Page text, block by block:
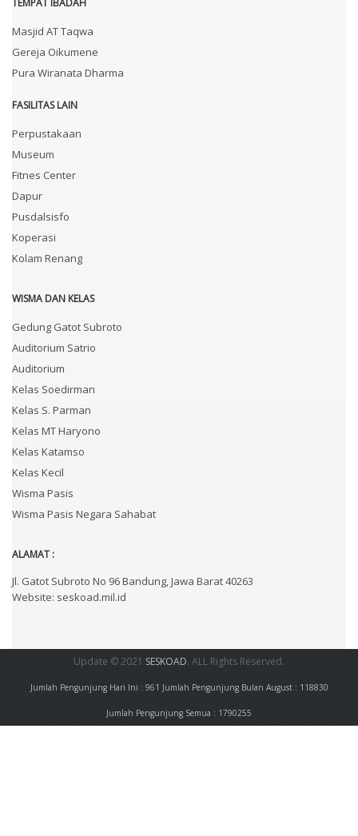
TEMPAT IBADAH
Masjid AT Taqwa
Gereja Oikumene
Pura Wiranata Dharma
FASILITAS LAIN
Perpustakaan
Museum
Fitnes Center
Dapur
Pusdalsisfo
Koperasi
Kolam Renang
WISMA DAN KELAS
Gedung Gatot Subroto
Auditorium Satrio
Auditorium
Kelas Soedirman
Kelas S. Parman
Kelas MT Haryono
Kelas Katamso
Kelas Kecil
Wisma Pasis
Wisma Pasis Negara Sahabat
ALAMAT :
Jl. Gatot Subroto No 96 Bandung, Jawa Barat 40263
Website: seskoad.mil.id
Update © 2021 SESKOAD. ALL Rights Reserved.
Jumlah Pengunjung Hari Ini : 961 Jumlah Pengunjung Bulan August : 118830
Jumlah Pengunjung Semua : 1790255